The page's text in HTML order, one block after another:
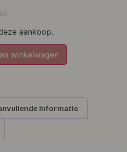
aankoop.
winkelwagen
informatie